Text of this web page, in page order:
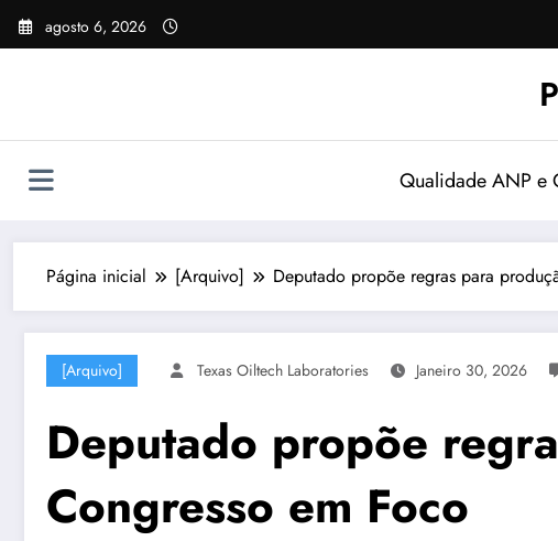
Pular
para
agosto 6, 2026
Qualidade ANP e
Página inicial [Arquivo] Deputado propõe regras para
[Arquivo] Texas Oiltech Laboratories Janeiro 30, 2026
Deputado propõe
Congresso em Foco